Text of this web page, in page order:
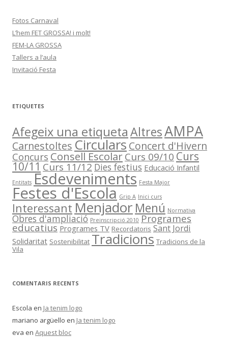
Fotos Carnaval
L’hem FET GROSSA! i molt!
FEM-LA GROSSA
Tallers a l’aula
Invitació Festa
ETIQUETES
Afegeix una etiquetaAltresAMPA
CarnestoltesCircularsConcert d'Hivern
Concurs Consell EscolarCurs 09/10 Curs
10/11 Curs 11/12 Dies festius Educació Infantil
Entitats Esdeveniments Festa Major
Festes d'Escola Grip A Inici curs
Interessant Menjador Menú Normativa
Obres d'ampliació Preinscripció 2010 Programes
educatius Programes TV Recordatoris Sant Jordi
Solidaritat Sostenibilitat Tradicions Tradicions de la
Vila
COMENTARIS RECENTS
Escola en Ja tenim logo
mariano argüello en Ja tenim logo
eva en Aquest bloc